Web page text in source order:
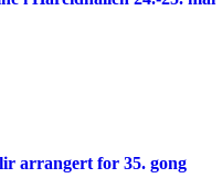
arrangert for 35. gong